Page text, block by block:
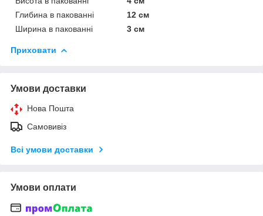
Глибина в пакованні
12 см
Ширина в пакованні
3 см
Приховати
Умови доставки
Нова Пошта
Самовивіз
Всі умови доставки
Умови оплати